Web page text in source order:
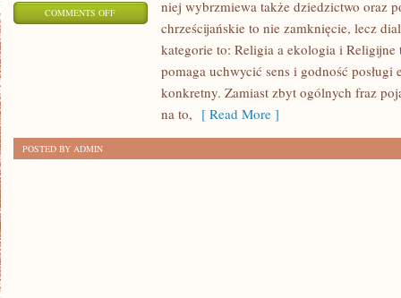
COMMENTS OFFON
PRZYWÓDCY
niej wybrzmiewa także dziedzictwo oraz
chrześcijańskie to nie zamknięcie, lecz
kategorie to: Religia a ekologia i
pomaga uchwycić sens i godność posługi
konkretny. Zamiast zbyt ogólnych fraz
na to, [ Read More ]
POSTED BY ADMIN